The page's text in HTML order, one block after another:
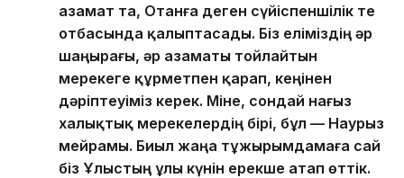
азамат та, Отанға деген сүйіспеншілік те
отбасында қалыптасады. Біз еліміздің әр
шаңырағы, әр азаматы тойлайтын
мерекеге құрметпен қарап, кеңінен
дәріптеуіміз керек. Міне, сондай нағыз
халықтық мерекелердің бірі, бұл — Наурыз
мейрамы. Биыл жаңа тұжырымдамаға сай
біз Ұлыстың ұлы күнін ерекше атап өттік.